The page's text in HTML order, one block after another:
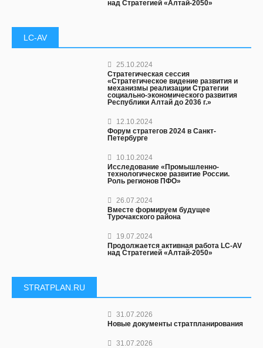
над Стратегией «Алтай-2050»
LC-AV
25.10.2024
Стратегическая сессия
«Стратегическое видение развития и
механизмы реализации Стратегии
социально-экономического развития
Республики Алтай до 2036 г.»
12.10.2024
Форум стратегов 2024 в Санкт-
Петербурге
10.10.2024
Исследование «Промышленно-
технологическое развитие России.
Роль регионов ПФО»
26.07.2024
Вместе формируем будущее
Турочакского района
19.07.2024
Продолжается активная работа LC-AV
над Стратегией «Алтай-2050»
STRATPLAN.RU
31.07.2026
Новые документы стратпланирования
31.07.2026